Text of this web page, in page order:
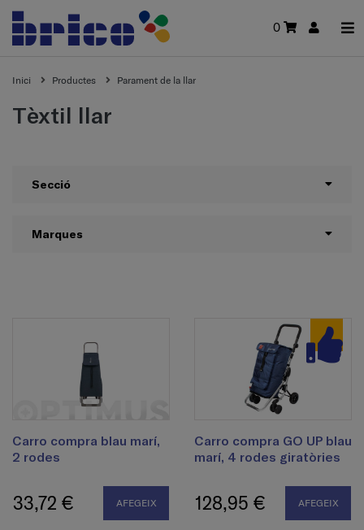
0
Inici Productes Parament de la llar
Tèxtil llar
Secció
Marques
Carro compra blau marí,
2 rodes
33,72 € AFEGEIX
Carro compra GO UP blau
marí, 4 rodes giratòries
128,95 € AFEGEIX